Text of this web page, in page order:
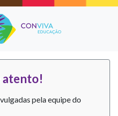
atento!
pela equipe do